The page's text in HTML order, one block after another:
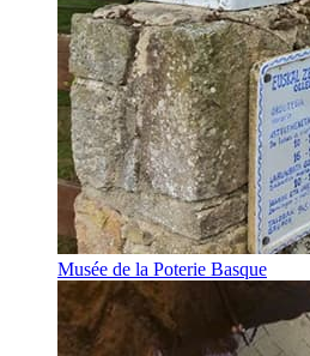
Musée de la Poterie Basque